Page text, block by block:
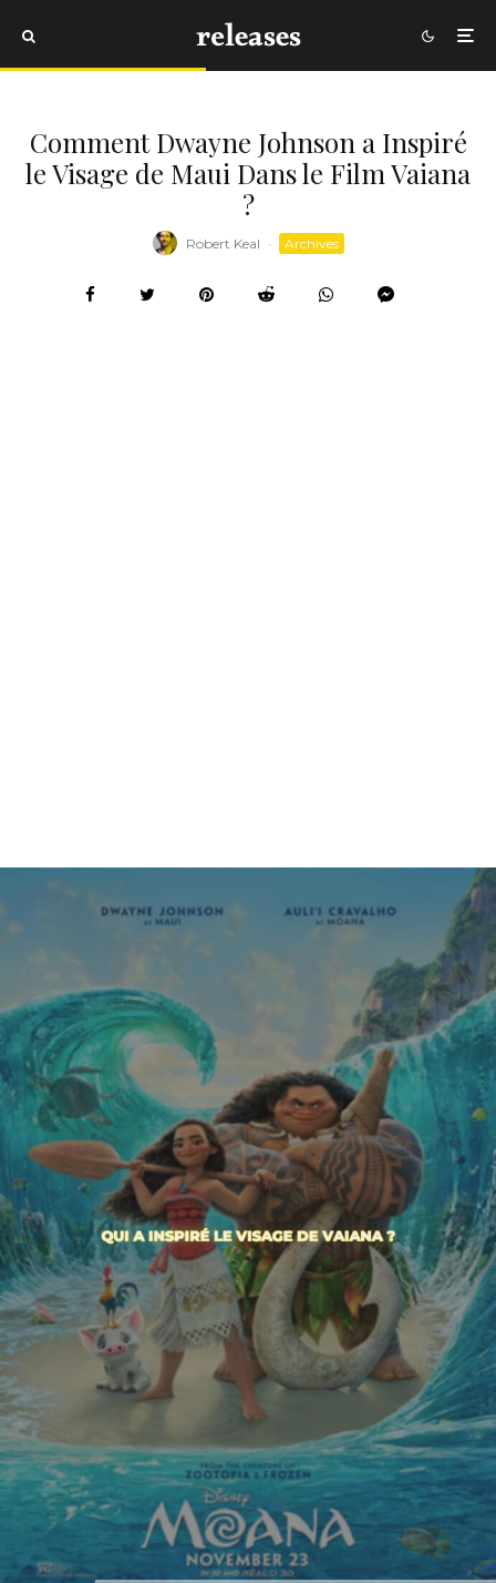
Comment Dwayne Johnson a Inspiré
le Visage de Maui Dans le Film Vaiana
?
Robert Keal · Archives